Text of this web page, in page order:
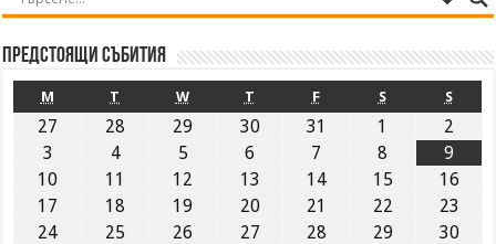
Предстоящи събития
M T W T F S S
27 28 29 30 31 1
2
3
4 5 6 7 8
9
10
11 12 13 14 15
16
17
18 19 20 21 22
23
24
25 26 27 28 29
30